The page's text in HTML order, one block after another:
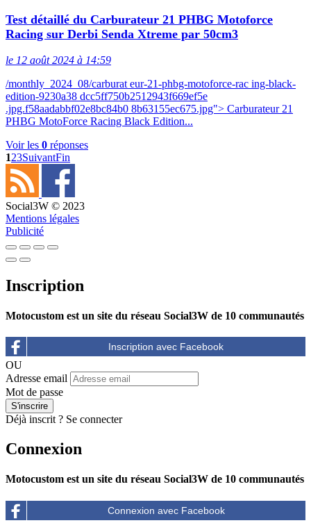
Test détaillé du Carburateur 21 PHBG Motoforce
Racing sur Derbi Senda Xtreme par 50cm3
le 12 août 2024 à 14:59
/monthly_2024_08/carburat eur-21-phbg-motoforce-rac ing-black-
edition-9230a38 dcc5ff750b2512943f669ef5e
.jpg.f58aadabbf02e8bc84b0 8b63155ec675.jpg"> Carburateur 21
PHBG MotoForce Racing Black Edition...
Voir les 0 réponses
123SuivantFin
Social3W © 2023
Mentions légales
Publicité
Inscription
Motocustom est un site du réseau Social3W de 10 communautés
OU
Adresse email
Mot de passe
Déjà inscrit ? Se connecter
Connexion
Motocustom est un site du réseau Social3W de 10 communautés